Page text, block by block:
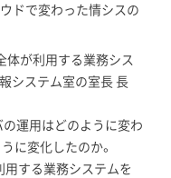
ドで変わった情シスの
体が利用する業務シス
システム室の室長 長
運用はどのように変わ
に変化したのか。
する業務システムを